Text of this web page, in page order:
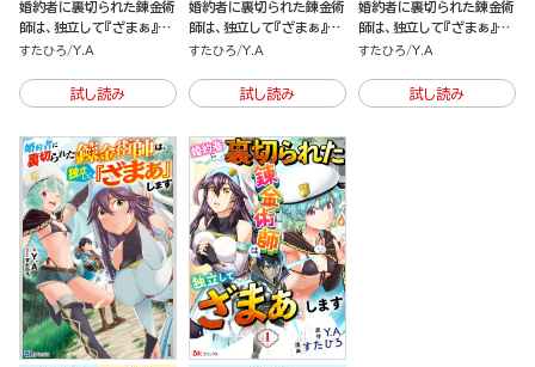
婚約者に裏切られた錬金術
師は、独立して『ざまぁ』し
ます（2）
すたひろ Y.A
試し読み
婚約者に裏切られた錬金術
師は、独立して『ざまぁ』し
ます （2）
すたひろ Y.A
試し読み
婚約者に裏切られた錬金術
師は、独立して『ざまぁ』し
ます（1）
すたひろ Y.A
試し読み